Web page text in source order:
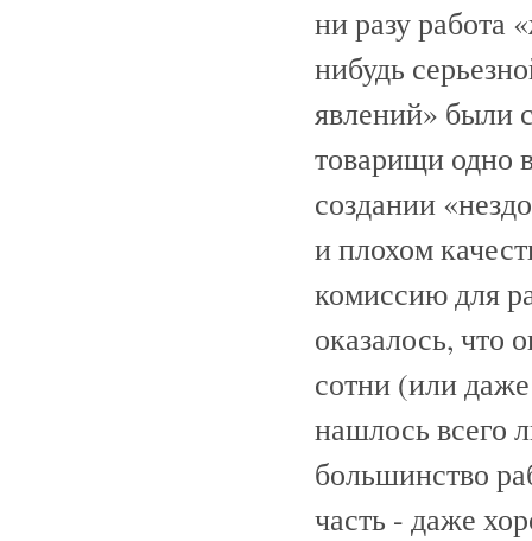
ни разу работа
нибудь
явлений» были
товарищи одно
создании
и плохом
комиссию для
оказалось, что
сотни (или
нашлось всего
большинство
часть - даже